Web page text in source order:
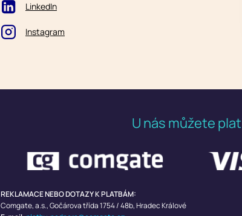
LinkedIn
Instagram
U nás můžete
REKLAMACE NEBO DOTAZY K PLATBÁM:
Comgate, a.s.,Gočárova třída 1754 / 48b, Hradec Králové